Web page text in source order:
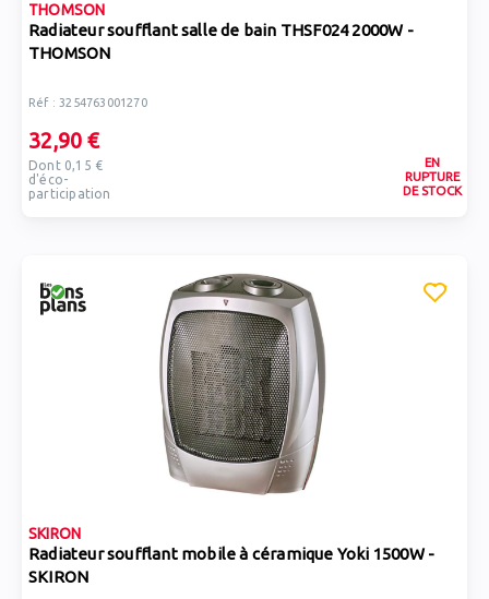
THOMSON
Radiateur soufflant salle de bain THSF024 2000W -
THOMSON
Réf : 3254763001270
32,90 €
Dont 0,15 €
d'éco-
participation
EN
RUPTURE
DE STOCK
SKIRON
Radiateur soufflant mobile à céramique Yoki 1500W -
SKIRON